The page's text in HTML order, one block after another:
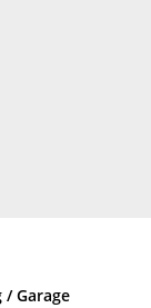
/ Garage